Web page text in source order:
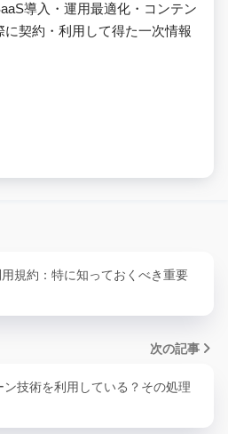
導入・運用最適化・コンテン
契約・利用して得た一次情報
規約：特に知っておくべき重要
次の記事
技術を利用している？その処理